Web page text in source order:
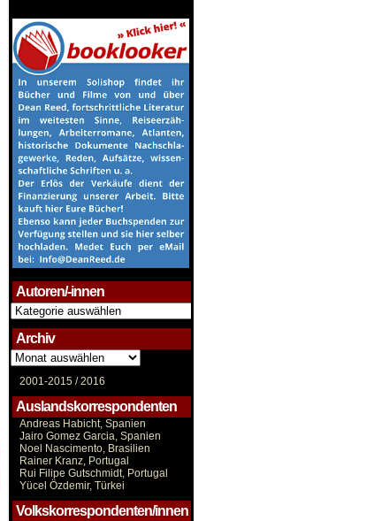
Autoren/-innen
Autoren/-
innen
Archiv
Archiv
2001-2015 /2016
Auslandskorrespondenten
Andreas Habicht, Spanien
Jairo Gomez Garcia, Spanien
Noel Nascimento, Brasilien
Rainer Kranz, Portugal
Rui Filipe Gutschmidt, Portugal
Yücel Özdemir, Türkei
Volkskorrespondenten/innen